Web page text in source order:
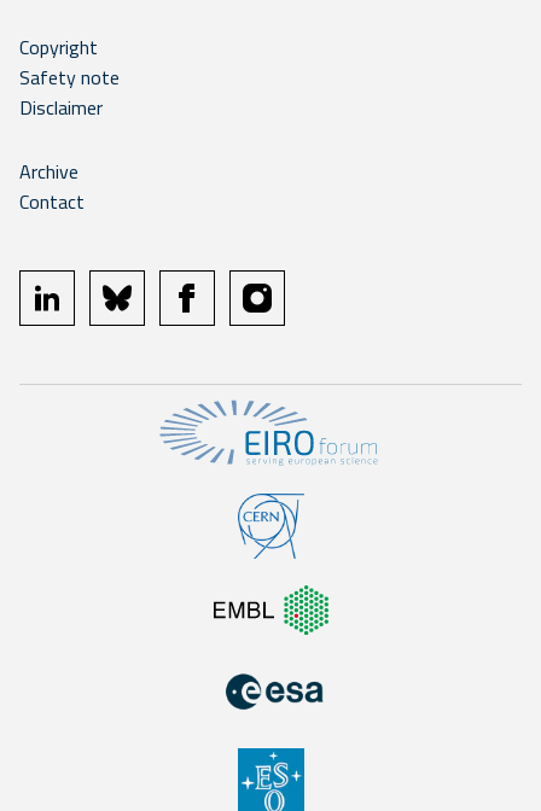
Copyright
Safety note
Disclaimer
Archive
Contact
linkedin bluesky facebookinstagram